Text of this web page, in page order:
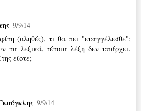
9/9/14
(αληθές), τι θα πει "ευαγγέλεσθε";
τα λεξικά, τέτοια λέξη δεν υπάρχει.
είστε;
9/9/14